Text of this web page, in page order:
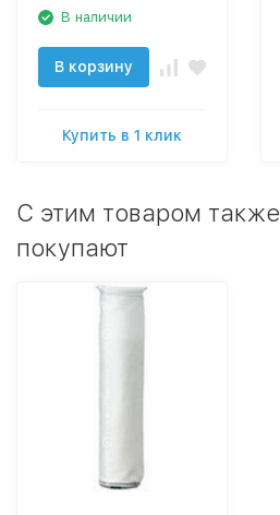
В наличии
В корзину
Купить в 1 клик
C этим товаром также
покупают